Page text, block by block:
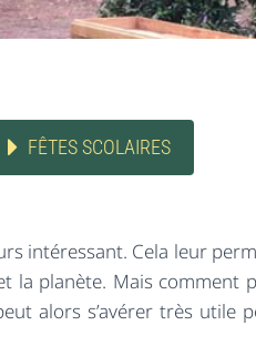
FÊTES SCOLAIRES
intéressant. Cela leur
la planète. Mais comment
alors s’avérer très utile
Un